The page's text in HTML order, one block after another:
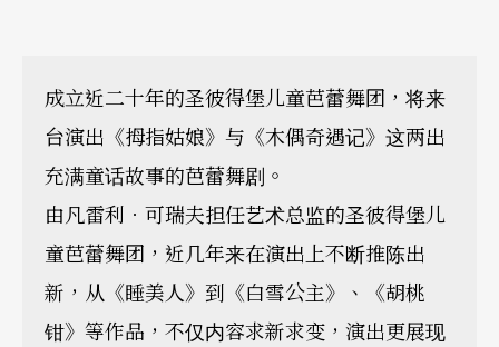
成立近二十年的圣彼得堡儿童芭蕾舞团，将来
台演出《拇指姑娘》与《木偶奇遇记》这两出
充满童话故事的芭蕾舞剧。
由凡雷利．可瑞夫担任艺术总监的圣彼得堡儿
童芭蕾舞团，近几年来在演出上不断推陈出
新，从《睡美人》到《白雪公主》、《胡桃
钳》等作品，不仅内容求新求变，演出更展现